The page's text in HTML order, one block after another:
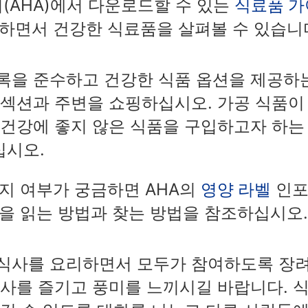
에서 다운로드할 수 있는 식료품 가
면서 건강한 식료품을 살펴볼 수 있습니
을 준수하고 건강한 식품 옵션을 제공하
션과 주변을 쇼핑하십시오. 가공 식품이
강에 좋지 않은 식품을 구입하고자 하는
시오.
여부가 궁금하면 AHA의 영양 라벨 인
읽는 방법과 찾는 방법을 참조하십시오.
사를 요리하면서 모두가 참여하도록 장
를 즐기고 풍미를 느끼시길 바랍니다.